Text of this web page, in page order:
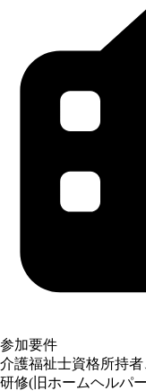
参加要件
介護福祉士資格所持
研修(旧ホームヘルパ